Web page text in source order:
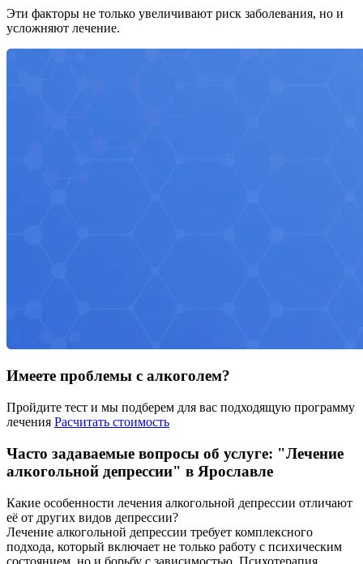
Эти факторы не только увеличивают риск заболевания, но и
усложняют лечение.
Имеете проблемы с алкоголем?
Пройдите тест и мы подберем для вас подходящую программу
лечения Расчитать стоимость
Часто задаваемые вопросы об услуге: "Лечение
алкогольной депрессии" в Ярославле
Какие особенности лечения алкогольной депрессии отличают
её от других видов депрессии?
Лечение алкогольной депрессии требует комплексного
подхода, который включает не только работу с психическим
состоянием, но и борьбу с зависимостью. Психотерапия